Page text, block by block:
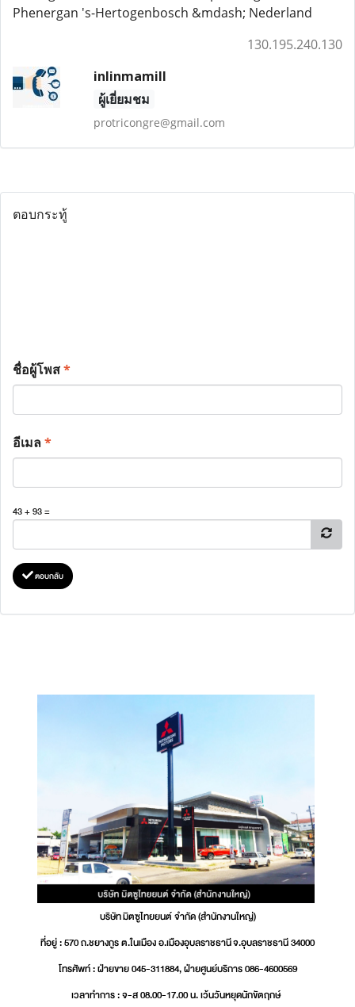
Phenergan 's-Hertogenbosch &mdash; Nederland
130.195.240.130
inlinmamill
ผู้เยี่ยมชม
protricongre@gmail.com
ตอบกระทู้
ชื่อผู้โพส*
อีเมล*
43 + 93 =
ตอบกลับ
บริษัท มิตซูไทยยนต์ จำกัด (สำนักงานใหญ่)
ที่อยู่ : 570 ถ.ชยางกูร ต.ในเมือง อ.เมืองอุบลราชธานี จ.อุบลราชธานี 34000
โทรศัพท์ : ฝ่ายขาย 045-311884, ฝ่ายศูนย์บริการ 086-4600569
เวลาทำการ : จ-ส 08.00-17.00 น. เว้นวันหยุดนักขัตฤกษ์